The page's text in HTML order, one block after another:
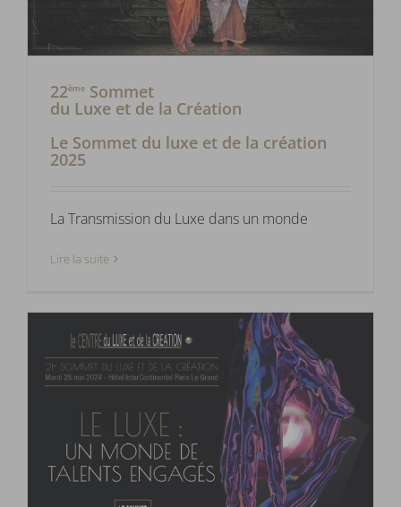
22ème Sommet
du Luxe et de la Création
Le Sommet du luxe et de la création
2025
La Transmission du Luxe dans un monde
Lire la suite